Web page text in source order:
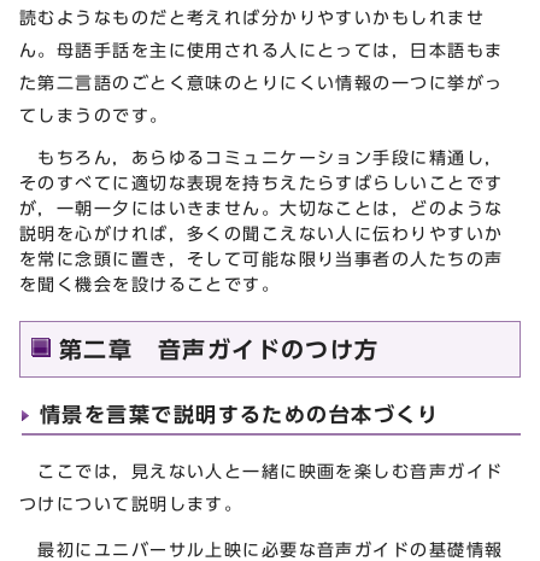
読むようなものだと考えれば分かりやすいかもしれませ
ん。母語手話を主に使用される人にとっては，日本語もま
た第二言語のごとく意味のとりにくい情報の一つに挙がっ
てしまうのです。
もちろん，あらゆるコミュニケーション手段に精通し，
そのすべてに適切な表現を持ちえたらすばらしいことです
が，一朝一夕にはいきません。大切なことは，どのような
説明を心がければ，多くの聞こえない人に伝わりやすいか
を常に念頭に置き，そして可能な限り当事者の人たちの声
を聞く機会を設けることです。
第二章 音声ガイドのつけ方
情景を言葉で説明するための台本づくり
ここでは，見えない人と一緒に映画を楽しむ音声ガイド
つけについて説明します。
最初にユニバーサル上映に必要な音声ガイドの基礎情報